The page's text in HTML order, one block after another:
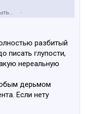
вообще, пройти
бампер, мол,
так что я
конкретно на
с меня взяли 4
разбитый
писать глупости,
нереальную
дерьмом
Если нету